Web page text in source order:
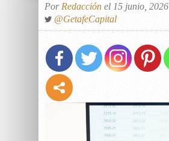
Por Redacción el 15 junio, 2026
@GetafeCapital